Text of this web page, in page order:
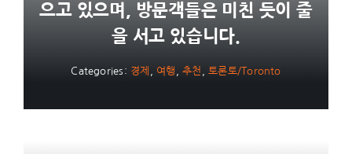
으고 있으며, 방문객들은 미친 듯이 줄
을 서고 있습니다.
Categories: 경제 여행 ,추천 ,토론토/Toronto